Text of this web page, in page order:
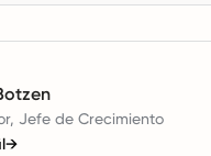
Jefe de Crecimiento
→